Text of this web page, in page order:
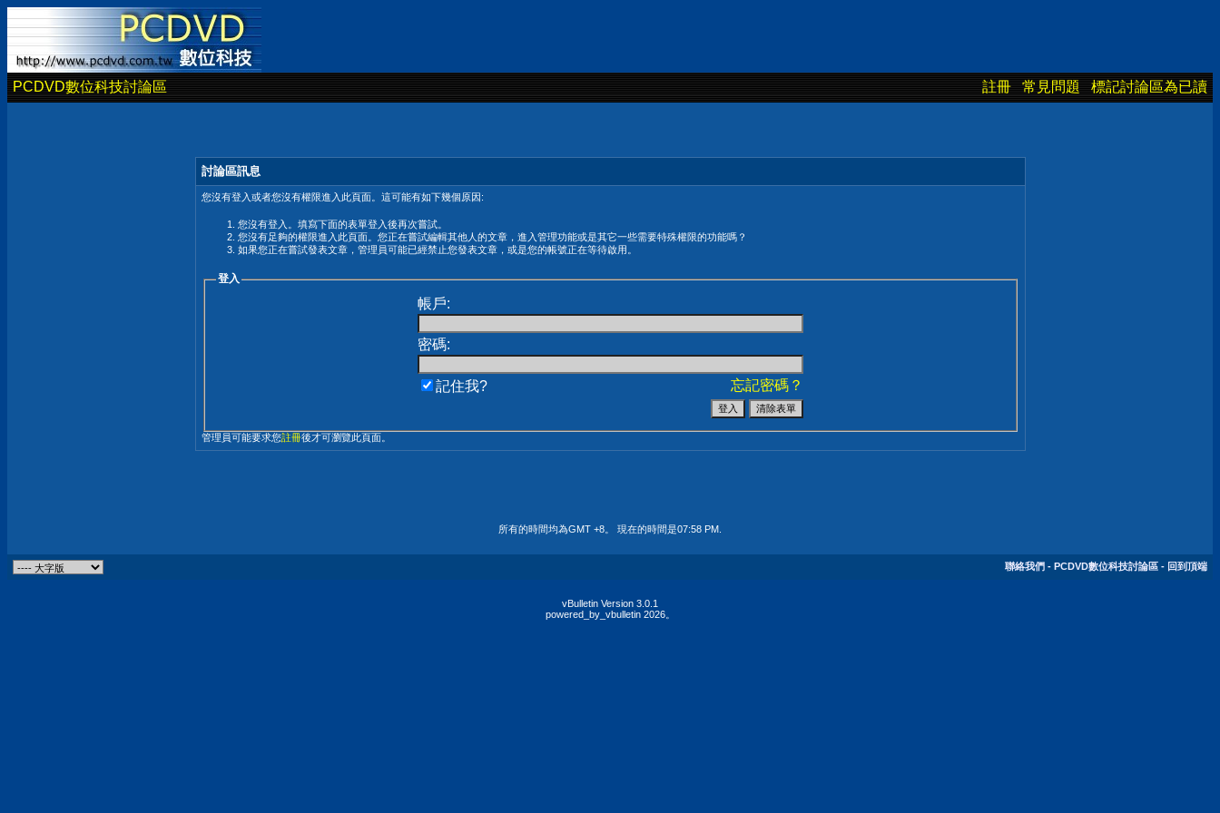
PCDVD數位科技討論區 註冊 常見問題 標記討論區為已讀
討論區訊息
您沒有登入或者您沒有權限進入此頁面。這可能有如下幾個原因:
您沒有登入。填寫下面的表單登入後再次嘗試。
您沒有足夠的權限進入此頁面。您正在嘗試編輯其他人的文章，進入管理功能或是其它一些需要特殊權限的功能嗎？
如果您正在嘗試發表文章，管理員可能已經禁止您發表文章，或是您的帳號正在等待啟用。
登入
帳戶:
密碼:
忘記密碼？
記住我?
管理員可能要求您註冊後才可瀏覽此頁面。
所有的時間均為GMT +8。 現在的時間是07:58 PM
聯絡我們 - PCDVD數位科技討論區 - 回到頂端
vBulletin Version 3.0.1
powered_by_vbulletin 2026。